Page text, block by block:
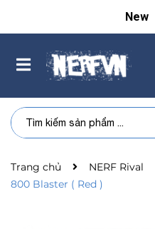
New
Trang chủ NERF Rival
800 Blaster ( Red )